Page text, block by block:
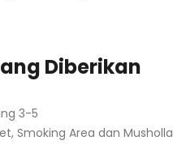
Diberikan
3-5
Smoking Area dan Musholla